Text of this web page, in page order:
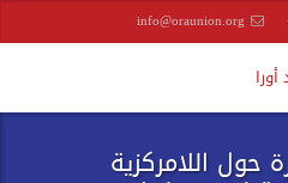
info@oraunion.org
حول اللامركزية